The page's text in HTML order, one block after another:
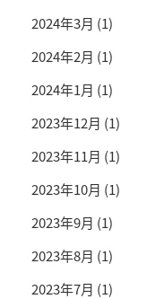
2024年3月 (1)
2024年2月 (1)
2024年1月 (1)
2023年12月 (1)
2023年11月 (1)
2023年10月 (1)
2023年9月 (1)
2023年8月 (1)
2023年7月 (1)